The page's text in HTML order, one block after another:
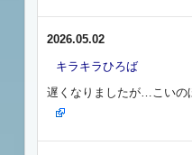
2026.05.02
キラキラひろば
遅くなりましたが…こいの